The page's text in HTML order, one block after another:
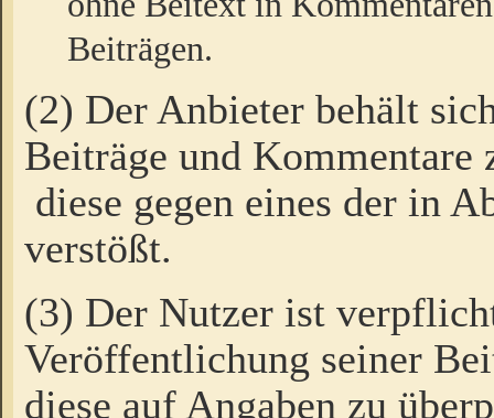
Beiträgen.
(2) Der Anbieter behält
Beiträge und Kommentare
diese gegen eines der in
verstößt.
(3) Der Nutzer ist
Veröffentlichung seiner
diese auf Angaben zu